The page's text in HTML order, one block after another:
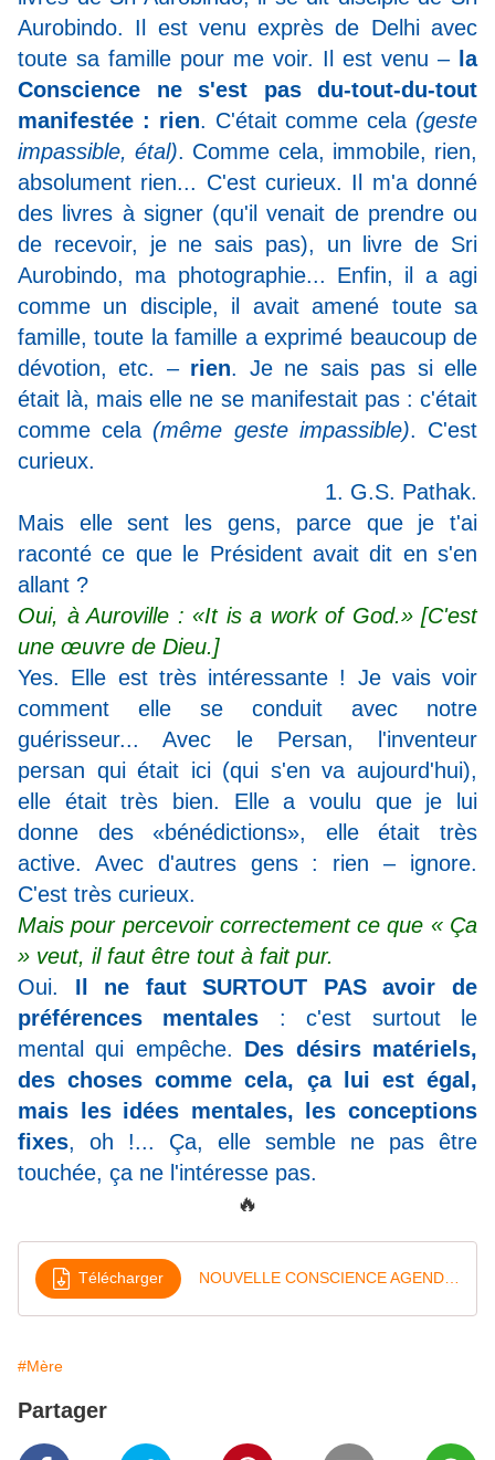
Aurobindo. Il est venu exprès de Delhi avec
toute sa famille pour me voir. Il est venu –la
Conscience ne s'est pas du-tout-du-tout
manifestée : rien. C'était comme cela (geste
impassible, étal). Comme cela, immobile, rien,
absolument rien... C'est curieux. Il m'a donné
des livres à signer (qu'il venait de prendre ou
de recevoir, je ne sais pas), un livre de Sri
Aurobindo, ma photographie... Enfin, il a agi
comme un disciple, il avait amené toute sa
famille, toute la famille a exprimé beaucoup de
dévotion, etc. – rien. Je ne sais pas si elle
était là, mais elle ne se manifestait pas : c'était
comme cela (même geste impassible). C'est
curieux.
1. G.S. Pathak.
Mais elle sent les gens, parce que je t'ai
raconté ce que le Président avait dit en s'en
allant ?
Oui, à Auroville : «It is a work of God.» [C'est
une œuvre de Dieu.]
Yes. Elle est très intéressante ! Je vais voir
comment elle se conduit avec notre
guérisseur... Avec le Persan, l'inventeur
persan qui était ici (qui s'en va aujourd'hui),
elle était très bien. Elle a voulu que je lui
donne des «bénédictions», elle était très
active. Avec d'autres gens : rien – ignore.
C'est très curieux.
Mais pour percevoir correctement ce que « Ça
» veut, il faut être tout à fait pur.
Oui. Il ne faut SURTOUT PAS avoir de
préférences mentales : c'est surtout le
mental qui empêche. Des désirs matériels,
des choses comme cela, ça lui est égal,
mais les idées mentales, les conceptions
fixes, oh !... Ça, elle semble ne pas être
touchée, ça ne l'intéresse pas.
🔥
Télécharger NOUVELLE CONSCIENCE AGENDA 1969
#Mère
Partager